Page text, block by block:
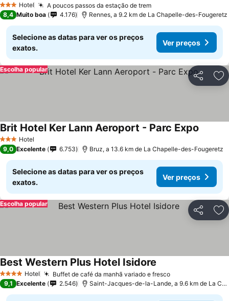
3 EstrelasHotel A poucos passos da estação de tremVer preços
8,4 Muito boa 4.176 Rennes, a 9.2 km de La Chapelle-des-Fougeretz
Selecione as datas para ver os preços
exatos.
Ver preços
Partilhar
Escolha popular
3 EstrelasHotel
Brit Hotel Ker Lann Aeroport - Parc Expo
9,0 Excelente 6.753 Bruz, a 13.6 km de La Chapelle-des-Fougeretz
Selecione as datas para ver os preços
exatos.
Ver preços
Partilhar
Escolha popular
4 EstrelasHotel Buffet de café da manhã variado e frescoVer preços
Best Western Plus Hotel Isidore
9,1 Excelente 2.546 Saint-Jacques-de-la-Lande, a 9.6 km de La